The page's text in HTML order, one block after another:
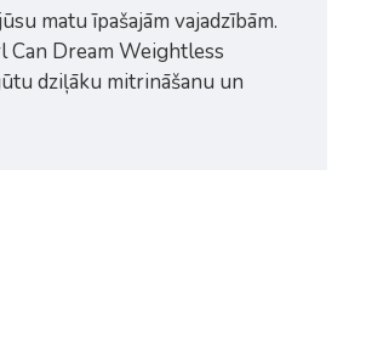
matu īpašajām vajadzībām.
Can Dream Weightless
dziļāku mitrināšanu un